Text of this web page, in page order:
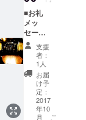
リー
ダー今
井秀明
氏がデ
ザイン
する
『鬼阿
弥』と
『横道
屋』の
限定コ
ラボ!!
■お礼
メッ
セージ
＋ ■当
日リ
ハーサ
ル見学
できる
権利＋
■9/23の
ライブ
支援
者：
1人
お届
け予
定：
2017
年10
月
こ